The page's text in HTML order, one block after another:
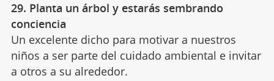
29. Planta un árbol y estarás sembrando
conciencia
Un excelente dicho para motivar a nuestros
niños a ser parte del cuidado ambiental e invitar
a otros a su alrededor.